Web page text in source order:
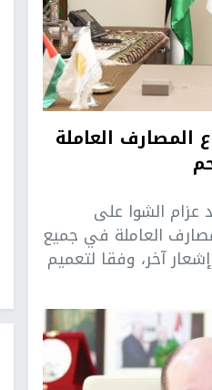
المصارف العاملة
الشوا على
العاملة في جميع
آخر، وفقا لتعميم